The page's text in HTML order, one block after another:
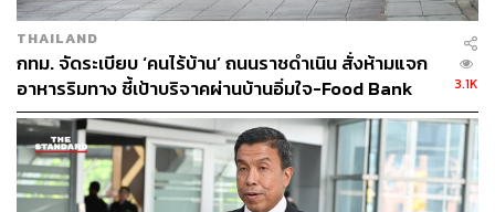
THAILAND
กทม. จัดระเบียบ ‘คนไร้บ้าน’ ถนนราชดำเนิน สั่งห้ามแจก
อาหารริมทาง ชี้เป้าบริจาคผ่านบ้านอิ่มใจ-Food Bank
3.1K